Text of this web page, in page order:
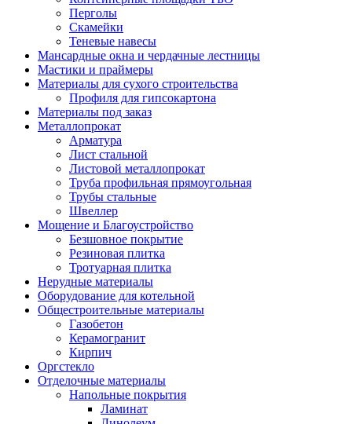
Перголы
Скамейки
Теневые навесы
Мансардные окна и чердачные лестницы
Мастики и праймеры
Материалы для сухого строительства
Профиля для гипсокартона
Материалы под заказ
Металлопрокат
Арматура
Лист стальной
Листовой металлопрокат
Труба профильная прямоугольная
Трубы стальные
Швеллер
Мощение и Благоустройство
Безшовное покрытие
Резиновая плитка
Тротуарная плитка
Нерудные материалы
Оборудование для котельной
Общестроительные материалы
Газобетон
Керамогранит
Кирпич
Оргстекло
Отделочные материалы
Напольные покрытия
Ламинат